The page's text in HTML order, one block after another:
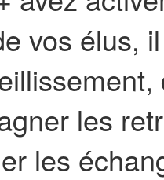
vos élus,
les
les